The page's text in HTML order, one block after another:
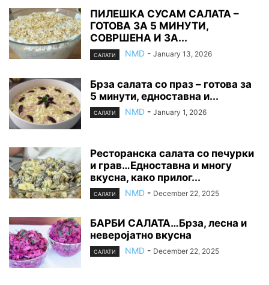
ПИЛЕШКА СУСАМ САЛАТА –
ГОТОВА ЗА 5 МИНУТИ,
СОВРШЕНА И ЗА...
САЛАТИ NMD - January 13, 2026
Брза салата со праз – готова за
5 минути, едноставна и...
САЛАТИ NMD - January 1, 2026
Ресторанска салата со печурки
и грав…Едноставна и многу
вкусна, како прилог...
САЛАТИ NMD - December 22, 2025
БАРБИ САЛАТА…Брза, лесна и
неверојатно вкусна
САЛАТИ NMD - December 22, 2025